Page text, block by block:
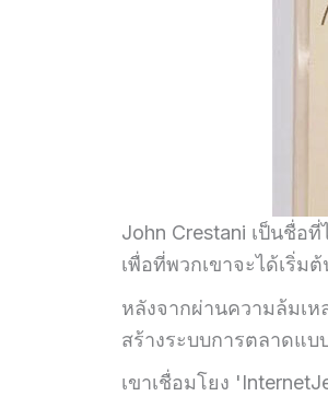
John Crestani เป็นชื่อ
เพื่อที่พวกเขาจะได้เริ่ม
หลังจากผ่านความล้มเห
สร้างระบบการตลาดแ
เขาเชื่อมโยง